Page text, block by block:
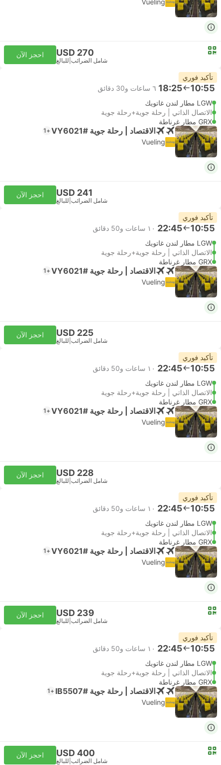
Vueling
USD 270
شامل الضرائب للبالغ
احجز الآن
تأكيد فوري
10:55
18:25 ٦ ساعات و‫30 دقائق
LGW مطار لندن غاتويك
الاتصال الذاتي | رحلة جوية+رحلة جوية
GRX مطار غرناطة
الاقتصاد | رحلة جوية #VY6021 +1
Vueling
USD 241
شامل الضرائب للبالغ
احجز الآن
تأكيد فوري
10:55
22:45 ١٠ ساعات و‫50 دقائق
LGW مطار لندن غاتويك
الاتصال الذاتي | رحلة جوية+رحلة جوية
GRX مطار غرناطة
الاقتصاد | رحلة جوية #VY6021 +1
Vueling
USD 225
شامل الضرائب للبالغ
احجز الآن
تأكيد فوري
10:55
22:45 ١٠ ساعات و‫50 دقائق
LGW مطار لندن غاتويك
الاتصال الذاتي | رحلة جوية+رحلة جوية
GRX مطار غرناطة
الاقتصاد | رحلة جوية #VY6021 +1
Vueling
USD 228
شامل الضرائب للبالغ
احجز الآن
تأكيد فوري
10:55
22:45 ١٠ ساعات و‫50 دقائق
LGW مطار لندن غاتويك
الاتصال الذاتي | رحلة جوية+رحلة جوية
GRX مطار غرناطة
الاقتصاد | رحلة جوية #VY6021 +1
Vueling
USD 239
شامل الضرائب للبالغ
احجز الآن
تأكيد فوري
10:55
22:45 ١٠ ساعات و‫50 دقائق
LGW مطار لندن غاتويك
الاتصال الذاتي | رحلة جوية+رحلة جوية
GRX مطار غرناطة
الاقتصاد | رحلة جوية #IB5507 +1
Vueling
USD 400
شامل الضرائب للبالغ
احجز الآن